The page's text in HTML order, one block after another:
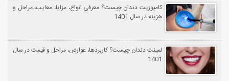
کامپوزیت دندان چیست؟ معرفی انواع، مزایا، معایب، مراحل و
هزینه در سال 1401
لمینت دندان چیست؟ کاربردها، عوارض، مراحل و قیمت در سال
1401